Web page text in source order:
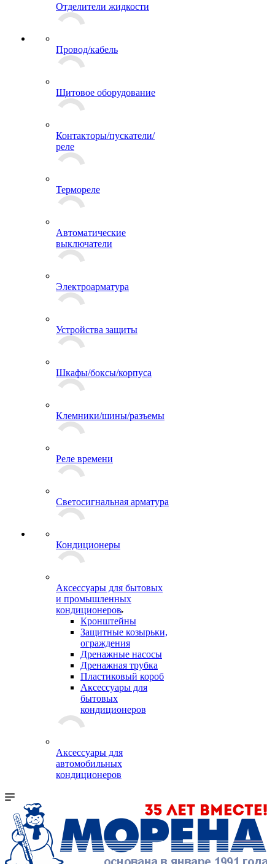
Отделители жидкости
Провод/кабель
Щитовое оборудование
Контакторы/пускатели/
реле
Термореле
Автоматические
выключатели
Электроарматура
Устройства защиты
Шкафы/боксы/корпуса
Клемники/шины/разъемы
Реле времени
Светосигнальная арматура
Кондиционеры
Аксессуары для бытовых
и промышленных
кондиционеров
Кронштейны
Защитные козырьки,
ограждения
Дренажные насосы
Дренажная трубка
Пластиковый короб
Аксессуары для
бытовых
кондиционеров
Аксессуары для
автомобильных
кондиционеров